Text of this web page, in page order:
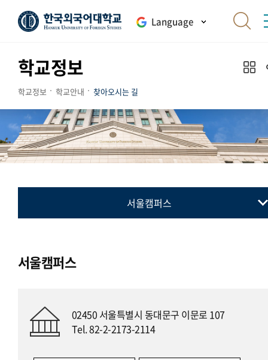
Language
학교정보
학교정보 학교안내 찾아오시는 길
서울캠퍼스
서울캠퍼스
02450 서울특별시 동대문구 이문로 107
Tel. 82-2-2173-2114